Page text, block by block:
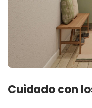
Cuidado con